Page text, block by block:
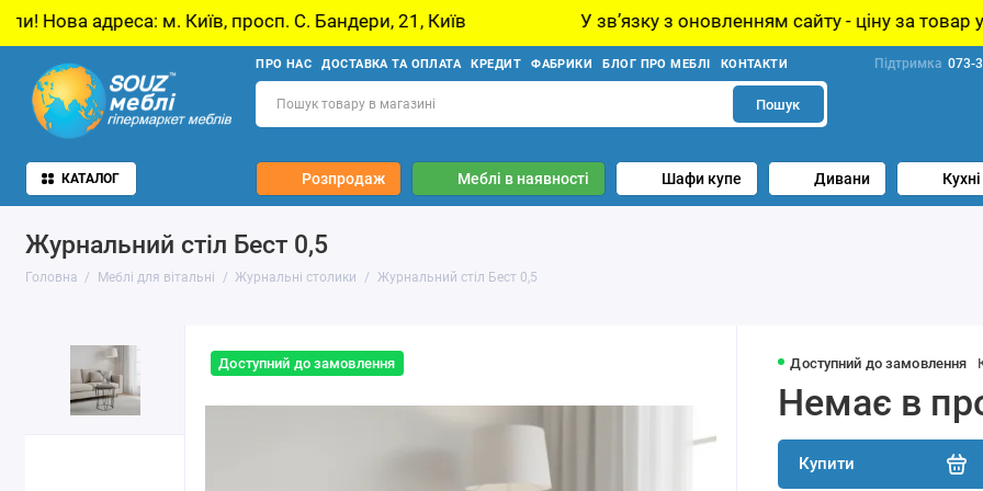
м. Київ, просп. С. Бандери, 21, Київ У звʼязку з оновленням сайту - ціну за товар уточнюйте у
ПРО НАС ДОСТАВКА ТА ОПЛАТА КРЕДИТ ФАБРИКИ БЛОГ ПРО МЕБЛІ КОНТАКТИ Підтримка 073-
Пошук
КАТАЛОГ Розпродаж Меблі в наявності Шафи купе Дивани Кухні
Журнальний стіл Бест 0,5
Головна Меблі для вітальні Журнальні столики Журнальний стіл Бест 0,5
Доступний до замовлення Доступний до замовлення
Немає в
Купити